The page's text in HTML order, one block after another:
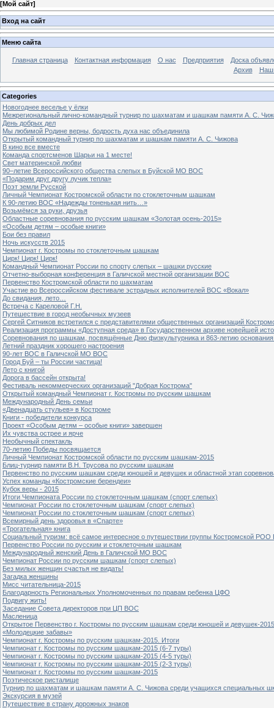
[Мой сайт]
Вход на сайт
Меню сайта
Главная страница Контактная информация О нас Предприятия
Доска
Архив
Categories
Новогоднее веселье у ёлки
Межрегиональный лично-командный турнир по шахматам и шашкам памяти А. С.
День добрых дел
Мы любимой Родине верны, бодрость духа нас объединила
Открытый командный турнир по шахматам и шашкам памяти А. С. Чижова
В кино все вместе
Команда спортсменов Шарьи на 1 месте!
Свет материнской любви
90–летие Всероссийского общества слепых в Буйской МО ВОС
«Подарим друг другу лучик тепла»
Поэт земли Русской
Личный Чемпионат Костромской области по стоклеточным шашкам
К 90-летию ВОС «Надежды тоненькая нить…»
Возьмёмся за руки, друзья
Областные соревнования по русским шашкам «Золотая осень-2015»
«Особым детям – особые книги»
Бои без правил
Ночь искусств 2015
Чемпионат г. Костромы по стоклеточным шашкам
Цирк! Цирк! Цирк!
Командный Чемпионат России по спорту слепых – шашки русские
Отчетно-выборная конференция в Галичской местной организации ВОС
Первенство Костромской области по шахматам
Участие во Всероссийском фестивале эстрадных исполнителей ВОС «Вокал»
До свидания, лето…
Встреча с Кареловой Г.Н.
Путешествие в город необычных музеев
Сергей Ситников встретился с представителями общественных организаций
Реализация программы «Доступная среда» в Государственном архиве новейшей
Соревнования по шашкам, посвящённые Дню физкультурника и 863-летию основания
Летний праздник хорошего настроения
90-лет ВОС в Галичской МО ВОС
Город Буй – ты России частица!
Лето с книгой
Дорога в бассейн открыта!
Фестиваль некоммерческих организаций "Добрая Кострома"
Открытый командный Чемпионат г. Костромы по русским шашкам
Международный День семьи
«Двенадцать стульев» в Костроме
Книги - победители конкурса
Проект «Особым детям – особые книги» завершен
Их чувства острее и ярче
Необычный спектакль
70-летию Победы посвящается
Личный Чемпионат Костромской области по русским шашкам-2015
Блиц-турнир памяти В.Н. Трусова по русским шашкам
Первенство по русским шашкам среди юношей и девушек и областной этап
Успех команды «Костромские берендеи»
Кубок веры - 2015
Итоги Чемпионата России по стоклеточным шашкам (спорт слепых)
Чемпионат России по стоклеточным шашкам (спорт слепых)
Чемпионат России по стоклеточным шашкам (спорт слепых)
Всемирный день здоровья в «Спарте»
«Трогательная» книга
Социальный туризм: всё самое интересное о путешествии группы Костромской
Первенство России по русским и стоклеточным шашкам
Международный женский День в Галичской МО ВОС
Чемпионат России по русским шашкам (спорт слепых)
Без милых женщин счастья не видать!
Загадка женщины
Мисс читательница-2015
Благодарность Региональных Уполномоченных по правам ребенка ЦФО
Подвигу жить!
Заседание Совета директоров при ЦП ВОС
Масленица
Открытое Первенство г. Костромы по русским шашкам среди юношей и девушек-
«Молодецкие забавы»
Чемпионат г. Костромы по русским шашкам-2015. Итоги
Чемпионат г. Костромы по русским шашкам-2015 (6-7 туры)
Чемпионат г. Костромы по русским шашкам-2015 (4-5 туры)
Чемпионат г. Костромы по русским шашкам-2015 (2-3 туры)
Чемпионат г. Костромы по русским шашкам-2015
Поэтическое ристалище
Турнир по шахматам и шашкам памяти А. С. Чижова среди учащихся специальных
Экскурсия в музей
Путешествие в страну дорожных знаков